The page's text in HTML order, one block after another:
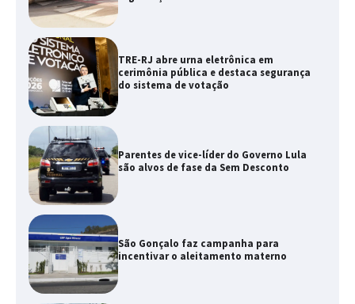
TRE-RJ abre urna eletrônica em
cerimônia pública e destaca segurança
do sistema de votação
Parentes de vice-líder do Governo Lula
são alvos de fase da Sem Desconto
São Gonçalo faz campanha para
incentivar o aleitamento materno